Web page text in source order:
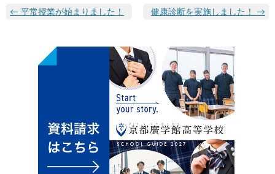
← 平常授業が始まりました！ 健康診断を実施しました！ →